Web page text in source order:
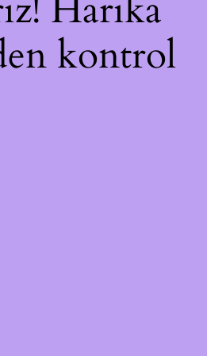
kontrol